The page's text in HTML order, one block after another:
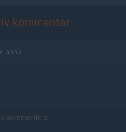
kommentar
ännu.